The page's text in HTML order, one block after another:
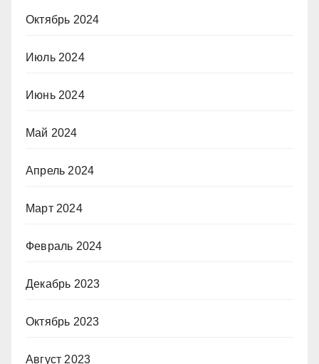
Октябрь 2024
Июль 2024
Июнь 2024
Май 2024
Апрель 2024
Март 2024
Февраль 2024
Декабрь 2023
Октябрь 2023
Август 2023